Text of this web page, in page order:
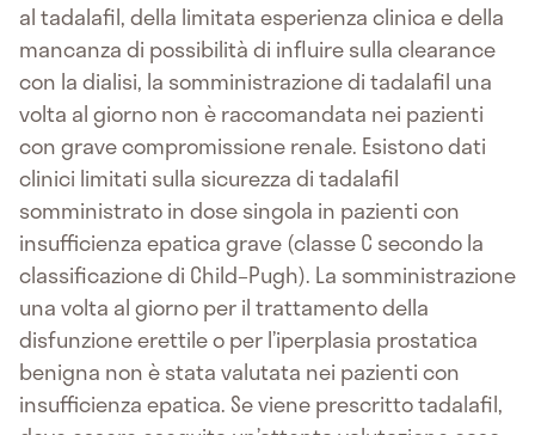
al tadalafil, della limitata esperienza clinica e della
mancanza di possibilità di influire sulla clearance
con la dialisi, la somministrazione di tadalafil una
volta al giorno non è raccomandata nei pazienti
con grave compromissione renale. Esistono dati
clinici limitati sulla sicurezza di tadalafil
somministrato in dose singola in pazienti con
insufficienza epatica grave (classe C secondo la
classificazione di Child–Pugh). La somministrazione
una volta al giorno per il trattamento della
disfunzione erettile o per l’iperplasia prostatica
benigna non è stata valutata nei pazienti con
insufficienza epatica. Se viene prescritto tadalafil,